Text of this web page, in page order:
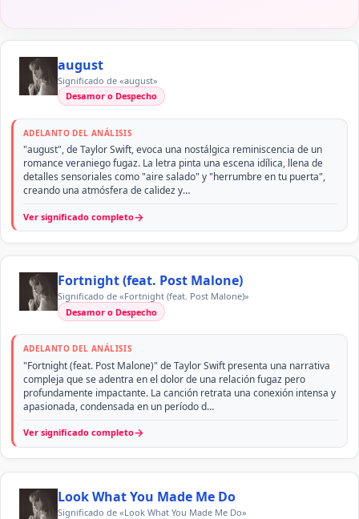
august
Significado de «august»
Desamor o Despecho
ADELANTO DEL ANÁLISIS
"august", de Taylor Swift, evoca una nostálgica reminiscencia de un
romance veraniego fugaz. La letra pinta una escena idílica, llena de
detalles sensoriales como "aire salado" y "herrumbre en tu puerta",
creando una atmósfera de calidez y…
Ver significado completo→
Fortnight (feat. Post Malone)
Significado de «Fortnight (feat. Post Malone)»
Desamor o Despecho
ADELANTO DEL ANÁLISIS
"Fortnight (feat. Post Malone)" de Taylor Swift presenta una narrativa
compleja que se adentra en el dolor de una relación fugaz pero
profundamente impactante. La canción retrata una conexión intensa y
apasionada, condensada en un período d…
Ver significado completo→
Look What You Made Me Do
Significado de «Look What You Made Me Do»